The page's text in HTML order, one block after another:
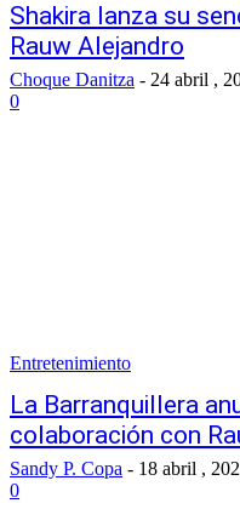
Shakira lanza su
Rauw Alejandro
Choque Danitza - 24 abril ,
0
Entretenimiento
La Barranquillera
colaboración con
Sandy P. Copa - 18 abril ,
0